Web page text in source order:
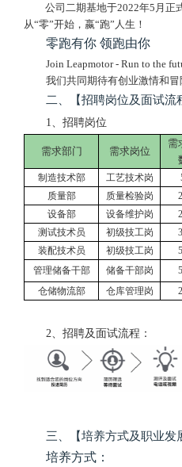
公司二期基地于2022年5月正
从“零”开始，嬴“跑”人生！
零跑有你 领跑由你
Join Leapmotor - Run to the
我们共同期待有创业激情和
二、【招聘岗位及面试流
1 、招聘岗位
需求部门 需求岗位
需
制造技术部 工艺技术岗
质量部 质量检验岗 2
设备部
设备维护岗 2
测试技术员
初级技工岗 3
装配技术员
初级技工岗 5
管理储备干部
储备干部岗
仓储物流部
仓库管理岗
2 、招聘及面试流程：
三、【培养方式及职业发
培养方式：